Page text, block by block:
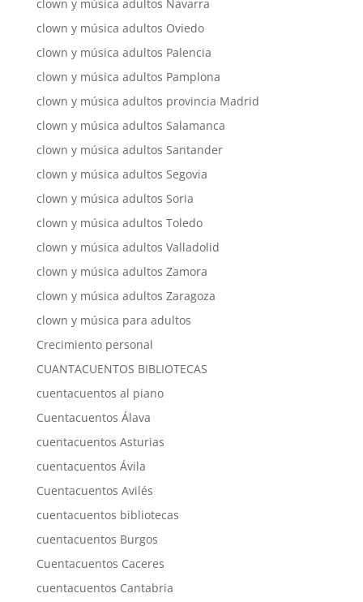
clown y música adultos Navarra
clown y música adultos Oviedo
clown y música adultos Palencia
clown y música adultos Pamplona
clown y música adultos provincia Madrid
clown y música adultos Salamanca
clown y música adultos Santander
clown y música adultos Segovia
clown y música adultos Soria
clown y música adultos Toledo
clown y música adultos Valladolid
clown y música adultos Zamora
clown y música adultos Zaragoza
clown y música para adultos
Crecimiento personal
CUANTACUENTOS BIBLIOTECAS
cuentacuentos al piano
Cuentacuentos Álava
cuentacuentos Asturias
cuentacuentos Ávila
Cuentacuentos Avilés
cuentacuentos bibliotecas
cuentacuentos Burgos
Cuentacuentos Caceres
cuentacuentos Cantabria